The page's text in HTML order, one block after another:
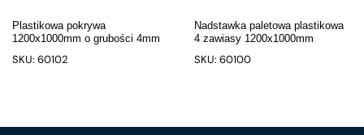
Plastikowa pokrywa
1200x1000mm o grubości 4mm
SKU: 60102
Nadstawka paletowa plastikowa
4 zawiasy 1200x1000mm
SKU: 60100